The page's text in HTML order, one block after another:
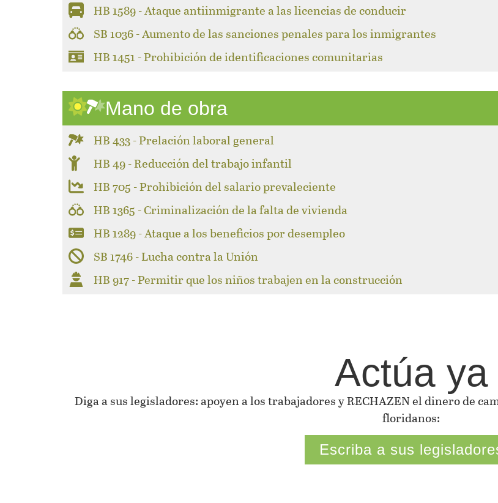
HB 1589 - Ataque antiinmigrante a las licencias de conducir
SB 1036 - Aumento de las sanciones penales para los inmigrantes
HB 1451 - Prohibición de identificaciones comunitarias
Mano de obra
HB 433 - Prelación laboral general
HB 49 - Reducción del trabajo infantil
HB 705 - Prohibición del salario prevaleciente
HB 1365 - Criminalización de la falta de vivienda
HB 1289 - Ataque a los beneficios por desempleo
SB 1746 - Lucha contra la Unión
HB 917 - Permitir que los niños trabajen en la construcción
Actúa ya
Diga a sus legisladores: apoyen a los trabajadores y RECHAZEN el dinero de
floridanos:
Escriba a sus